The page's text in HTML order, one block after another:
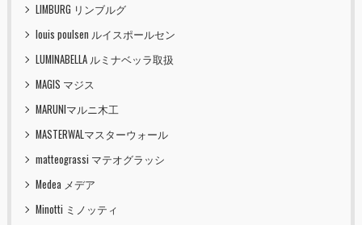
LIMBURG リンブルグ
louis poulsen ルイスポールセン
LUMINABELLA ルミナベッラ取扱
MAGIS マジス
MARUNIマルニ木工
MASTERWALマスターウォール
matteograssi マテオグラッシ
Medea メデア
Minotti ミノッティ